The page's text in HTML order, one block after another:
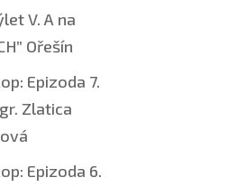
V. A na
Ořešín
Epizoda 7.
Zlatica
Epizoda 6.